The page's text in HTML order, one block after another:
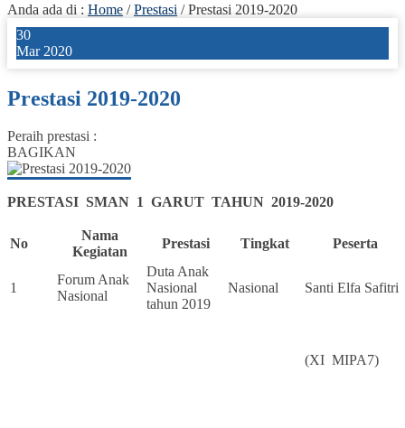
Anda ada di : Home /Prestasi /Prestasi 2019-2020
30
Mar 2020
Prestasi 2019-2020
Peraih prestasi :
BAGIKAN
PRESTASI SMAN 1 GARUT TAHUN 2019-2020
No
Nama
Kegiatan
Prestasi Tingkat Peserta
1
Forum Anak
Nasional
Duta Anak
Nasional
tahun 2019
Nasional Santi Elfa Safitri
(XI MIPA7)